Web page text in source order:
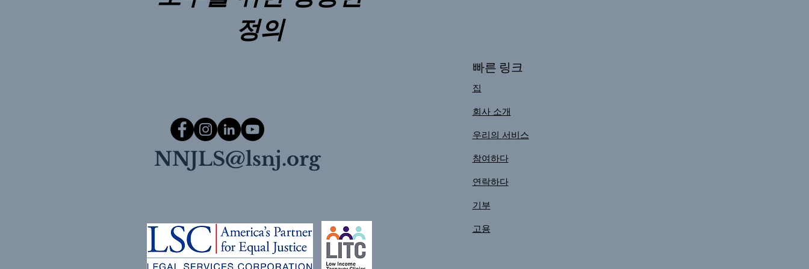
정의
빠른 링크
NNJLS@lsnj.org
집
회사 소개
우리의 서비스
참여하다
연락하다
기부
고용